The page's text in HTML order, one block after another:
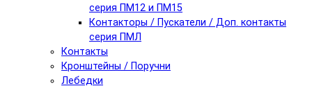
серия ПМ12 и ПМ15
Контакторы / Пускатели / Доп. контакты
серия ПМЛ
Контакты
Кронштейны / Поручни
Лебедки